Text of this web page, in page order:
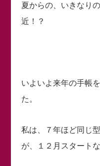
夏からの、いきなり
近！？
いよいよ来年の手帳
た。
私は、７年ほど同じ
が、１２月スタートな